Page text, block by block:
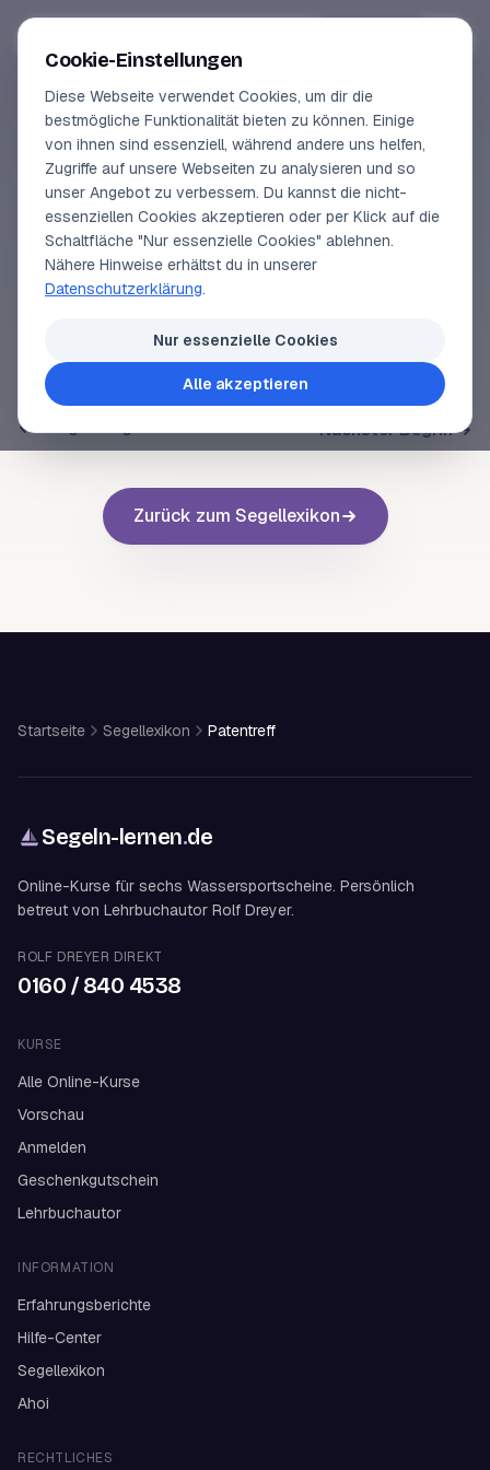
Online-Kurse
Vorschau
Erfahrungen
Lehrbuchautor
SEGELLEXIKON
Patentreff
Vorrichtung auf Jollen, mit der das
Voriger Begriff Nächster Begriff
Zurück zum Segellexikon
Startseite Segellexikon Patentreff
Segeln-lernen.de
Online-Kurse für sechs Wassersportscheine. Persönlich
betreut von Lehrbuchautor Rolf Dreyer.
ROLF DREYER DIREKT
0160 / 840 4538
KURSE
Alle Online-Kurse
Vorschau
Anmelden
Geschenkgutschein
Lehrbuchautor
INFORMATION
Erfahrungsberichte
Hilfe-Center
Segellexikon
Ahoi
RECHTLICHES
Cookie-Einstellungen
Diese Webseite verwendet Cookies, um dir die
bestmögliche Funktionalität bieten zu können. Einige
von ihnen sind essenziell, während andere uns helfen,
Zugriffe auf unsere Webseiten zu analysieren und so
unser Angebot zu verbessern. Du kannst die nicht-
essenziellen Cookies akzeptieren oder per Klick auf die
Schaltfläche "Nur essenzielle Cookies" ablehnen.
Nähere Hinweise erhältst du in unserer
Datenschutzerklärung.
Nur essenzielle Cookies
Alle akzeptieren